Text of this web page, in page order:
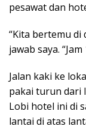
pesawat dan
“Kita bertemu di
jawab saya.
Jalan kaki ke
pakai turun dari
Lobi hotel ini di
lantai di atas